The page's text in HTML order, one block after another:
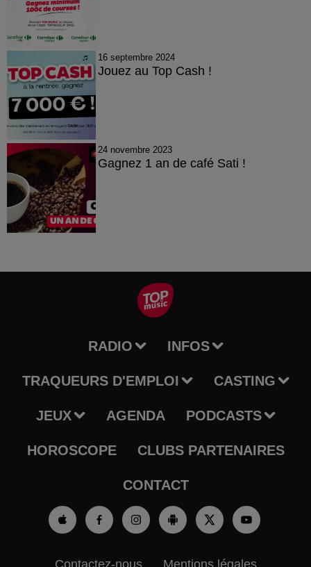
16 septembre 2024
Jouez au Top Cash !
24 novembre 2023
Gagnez 1 an de café Sati !
RADIO INFOS
TRAQUEURS D'EMPLOI CASTING
JEUX AGENDA PODCASTS
HOROSCOPE CLUBS PARTENAIRES
CONTACT
Contactez-nous Mentions légales